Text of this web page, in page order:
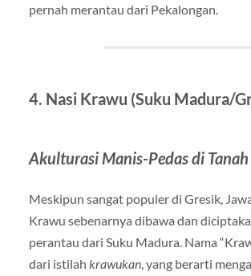
pernah merantau dari Pekalongan.
4. Nasi Krawu (Suku Madura/
Akulturasi Manis-Pedas di Tanah
Meskipun sangat populer di Gresik,
Krawu sebenarnya dibawa dan
perantau dari Suku Madura. Nama
dari istilah krawukan, yang berarti